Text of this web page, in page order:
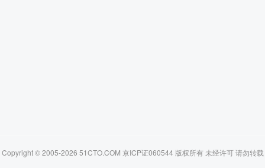
Copyright © 2005-2026 51CTO.COM 京ICP证060544 版权所有 未经许可 请勿转载